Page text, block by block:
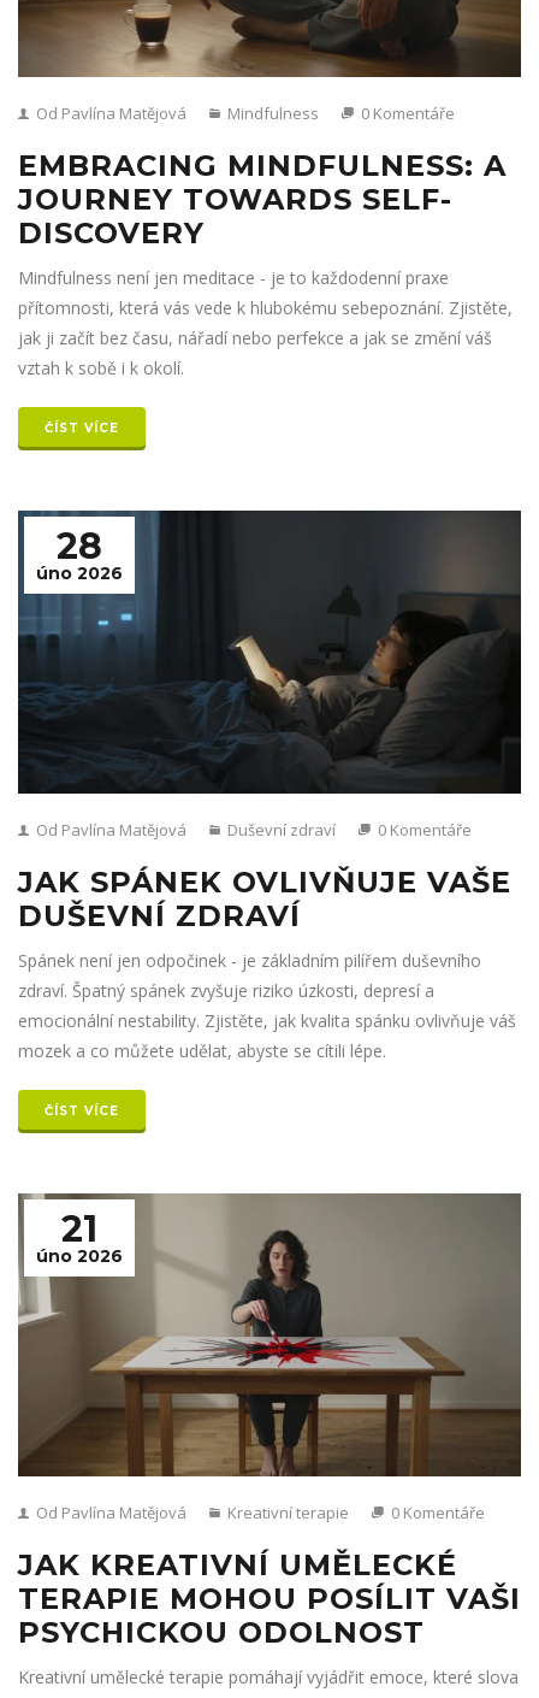
Od Pavlína Matějová Mindfulness 0 Komentáře
EMBRACING MINDFULNESS: A
JOURNEY TOWARDS SELF-
DISCOVERY
Mindfulness není jen meditace - je to každodenní praxe
přítomnosti, která vás vede k hlubokému sebepoznání. Zjistěte,
jak ji začít bez času, nářadí nebo perfekce a jak se změní váš
vztah k sobě i k okolí.
ČÍST VÍCE
28
úno 2026
Od Pavlína Matějová Duševní zdraví 0 Komentáře
JAK SPÁNEK OVLIVŇUJE VAŠE
DUŠEVNÍ ZDRAVÍ
Spánek není jen odpočinek - je základním pilířem duševního
zdraví. Špatný spánek zvyšuje riziko úzkosti, depresí a
emocionální nestability. Zjistěte, jak kvalita spánku ovlivňuje váš
mozek a co můžete udělat, abyste se cítili lépe.
ČÍST VÍCE
21
úno 2026
Od Pavlína Matějová Kreativní terapie 0 Komentáře
JAK KREATIVNÍ UMĚLECKÉ
TERAPIE MOHOU POSÍLIT VAŠI
PSYCHICKOU ODOLNOST
Kreativní umělecké terapie pomáhají vyjádřit emoce, které slova